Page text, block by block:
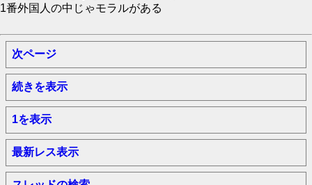
1番外国人の中じゃモラルがある
次ページ
続きを表示
1を表示
最新レス表示